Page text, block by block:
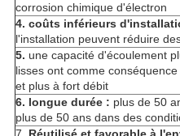
corrosion chimique d'électron
4. coûts inférieurs
l'installation peuvent réduire
5. une capacité d'écoulement
lisses ont comme
et plus à fort débit
6. longue durée : plus de 50
plus de 50 ans dans des